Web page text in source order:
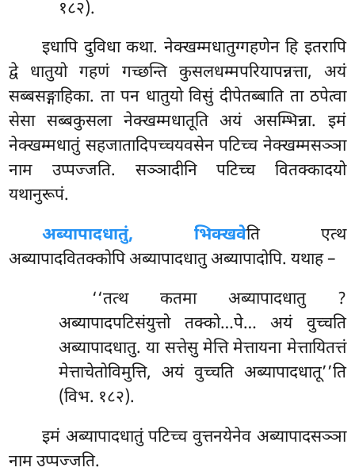
१८२).
इधापि दुविधा कथा. नेक्खम्मधातुग्गहणेन हि इतरापि
द्वे धातुयो गहणं गच्छन्ति कुसलधम्मपरियापन्नत्ता, अयं
सब्बसङ्गाहिका. ता पन धातुयो विसुं दीपेतब्बाति ता ठपेत्वा
सेसा सब्बकुसला नेक्खम्मधातूति अयं असम्भिन्ना. इमं
नेक्खम्मधातुं सहजातादिपच्चयवसेन पटिच्च नेक्खम्मसञ्ञा
नाम उप्पज्जति. सञ्ञादीनि पटिच्च वितक्कादयो
यथानुरूपं.
अब्यापादधातुं, भिक्खवेति एत्थ
अब्यापादवितक्कोपि अब्यापादधातु अब्यापादोपि. यथाह –
‘‘तत्थ कतमा अब्यापादधातु ?
अब्यापादपटिसंयुत्तो तक्को…पे… अयं वुच्चति
अब्यापादधातु. या सत्तेसु मेत्ति मेत्तायना मेत्तायितत्तं
मेत्ताचेतोविमुत्ति, अयं वुच्चति अब्यापादधातू’’ति
(विभ. १८२).
इमं अब्यापादधातुं पटिच्च वुत्तनयेनेव अब्यापादसञ्ञा
नाम उप्पज्जति.